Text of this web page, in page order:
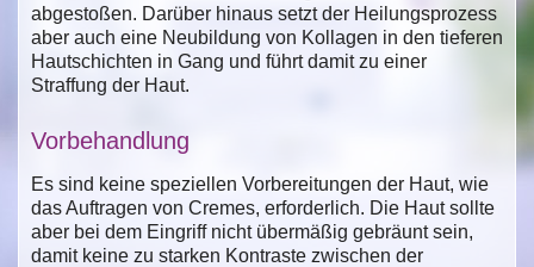
abgestoßen. Darüber hinaus setzt der Heilungsprozess
aber auch eine Neubildung von Kollagen in den tieferen
Hautschichten in Gang und führt damit zu einer
Straffung der Haut.
Vorbehandlung
Es sind keine speziellen Vorbereitungen der Haut, wie
das Auftragen von Cremes, erforderlich. Die Haut sollte
aber bei dem Eingriff nicht übermäßig gebräunt sein,
damit keine zu starken Kontraste zwischen der